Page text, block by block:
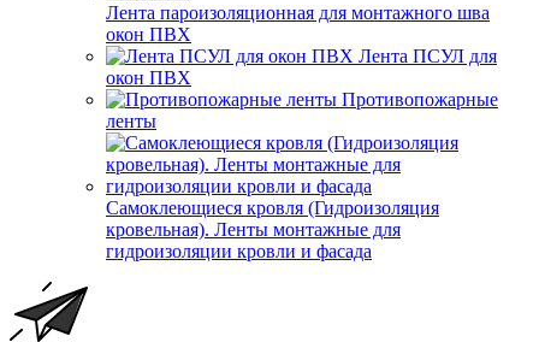
Лента пароизоляционная для монтажного шва
окон ПВХ
Лента ПСУЛ для
окон ПВХ
Противопожарные
ленты
Самоклеющиеся кровля (Гидроизоляция
кровельная). Ленты монтажные для
гидроизоляции кровли и фасада